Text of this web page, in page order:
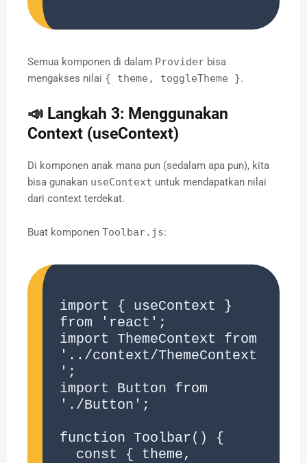
Semua komponen di dalam Provider bisa
mengakses nilai { theme, toggleTheme }.
📣 Langkah 3: Menggunakan
Context (useContext)
Di komponen anak mana pun (sedalam apa pun), kita
bisa gunakan useContext untuk mendapatkan nilai
dari context terdekat.
Buat komponen Toolbar.js:
import { useContext }
from 'react';
import ThemeContext from
'../context/ThemeContext
';
import Button from
'./Button';
function Toolbar() {